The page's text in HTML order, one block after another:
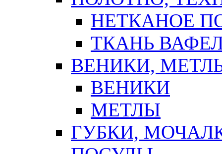
НЕТКАНОЕ
ТКАНЬ
ВЕНИКИ,
ВЕНИКИ
МЕТЛЫ
ГУБКИ,